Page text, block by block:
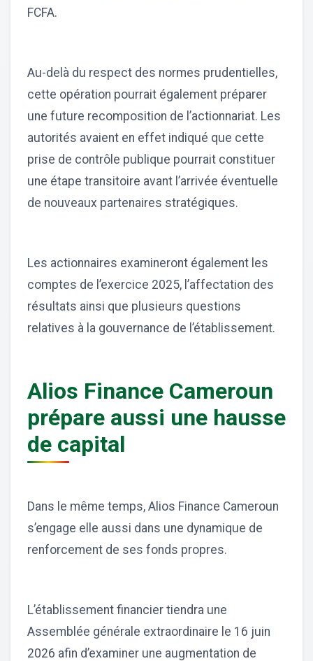
FCFA.
Au-delà du respect des normes prudentielles,
cette opération pourrait également préparer
une future recomposition de l’actionnariat. Les
autorités avaient en effet indiqué que cette
prise de contrôle publique pourrait constituer
une étape transitoire avant l’arrivée éventuelle
de nouveaux partenaires stratégiques.
Les actionnaires examineront également les
comptes de l’exercice 2025, l’affectation des
résultats ainsi que plusieurs questions
relatives à la gouvernance de l’établissement.
Alios Finance Cameroun
prépare aussi une hausse
de capital
Dans le même temps, Alios Finance Cameroun
s’engage elle aussi dans une dynamique de
renforcement de ses fonds propres.
L’établissement financier tiendra une
Assemblée générale extraordinaire le 16 juin
2026 afin d’examiner une augmentation de